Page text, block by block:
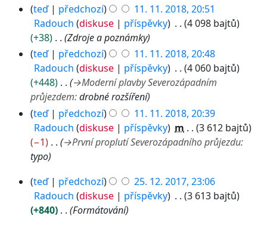
1
teď
předchozí
11. 11. 2018, 20:51
Radouch diskuse příspěvky
4 098 bajtů
+38
Zdroje a poznámky
teď
předchozí
11. 11. 2018, 20:48
Radouch diskuse příspěvky
4 060 bajtů
+448
→Moderní plavby Severozápadním
průjezdem:drobné rozšíření
teď
předchozí
11. 11. 2018, 20:39
Radouch diskuse příspěvky m
3 612 bajtů
−1
→První proplutí Severozápadního průjezdu:
typo
2
teď předchozí
25. 12. 2017, 23:06
Radouch diskuse příspěvky
3 613 bajtů
+840
Formátování